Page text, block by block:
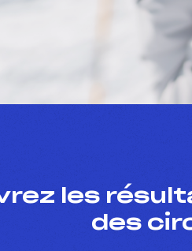
les
des